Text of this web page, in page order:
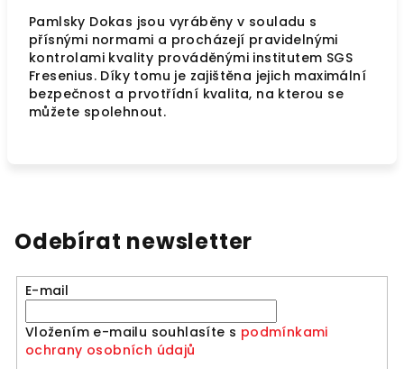
Pamlsky Dokas jsou vyráběny v souladu s
přísnými normami a procházejí pravidelnými
kontrolami kvality prováděnými institutem SGS
Fresenius. Díky tomu je zajištěna jejich maximální
bezpečnost a prvotřídní kvalita, na kterou se
můžete spolehnout.
Odebírat newsletter
E-mail
Vložením e-mailu souhlasíte s podmínkami
ochrany osobních údajů